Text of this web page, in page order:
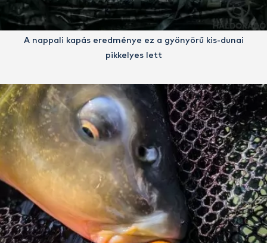
A nappali kapás eredménye ez a gyönyörű kis-dunai
pikkelyes lett